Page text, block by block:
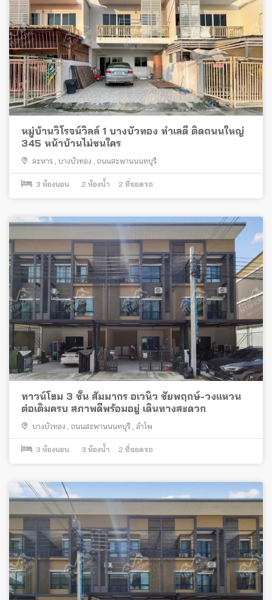
หมู่บ้านวิโรจน์วิลล์ 1 บางบัวทอง ทำเลดี ติดถนนใหญ่
345 หน้าบ้านไม่ชนใคร
ละหาร บางบัวทอง ถนนสะพานนนทบุรี
3 ห้องนอน 2 ห้องน้ำ 2 ที่จอดรถ
ทาวน์โฮม 3 ชั้น สัมมากร อเวนิว ชัยพฤกษ์-วงแหวน
ต่อเติมครบ สภาพดีพร้อมอยู่ เดินทางสะดวก
บางบัวทอง ถนนสะพานนนทบุรี ลำโพ
3 ห้องนอน 3 ห้องน้ำ 2 ที่จอดรถ